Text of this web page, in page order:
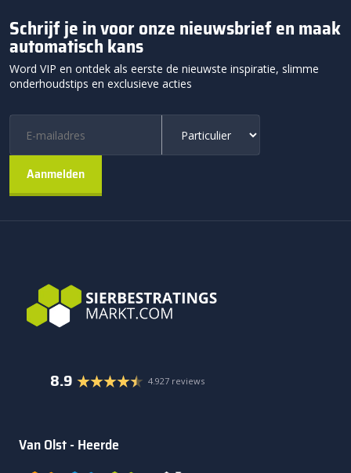
Schrijf je in voor onze nieuwsbrief en maak
automatisch kans
Word VIP en ontdek als eerste de nieuwste inspiratie, slimme
onderhoudstips en exclusieve acties
8.9 4.927 reviews
Van Olst - Heerde